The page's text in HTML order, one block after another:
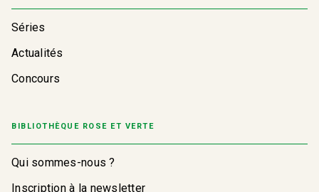
Séries
Actualités
Concours
BIBLIOTHÈQUE ROSE ET VERTE
Qui sommes-nous ?
Inscription à la newsletter